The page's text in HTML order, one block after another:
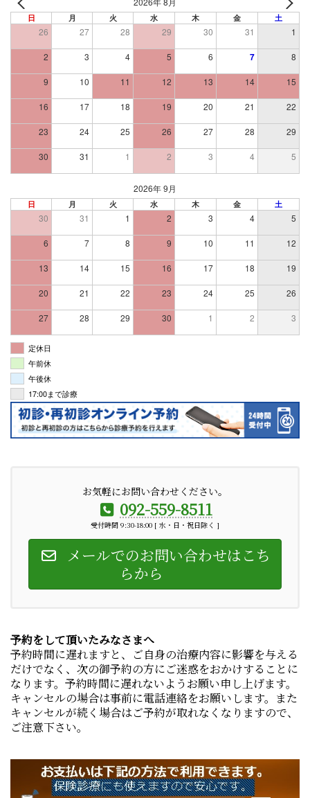
日 月 火 水 木 金 土
26 27 28 29 30 31 1
2 3 4 5 6 7 8
9 10 11 12 13 14 15
16 17 18 19 20 21 22
23 24 25 26 27 28 29
30 31 1 2 3 4 5
2026年 9月
日 月 火 水 木 金 土
30 31 1 2 3 4 5
6 7 8 9 10 11 12
13 14 15 16 17 18 19
20 21 22 23 24 25 26
27 28 29 30 1 2 3
定休日
午前休
午後休
17:00まで診療
お気軽にお問い合わせください。
092-559-8511
受付時間 9:30-18:00 [ 水・日・祝日除く ]
メールでのお問い合わせはこち
らから
予約をして頂いたみなさまへ
予約時間に遅れますと、ご自身の治療内容に影響を与える
だけでなく、次の御予約の方にご迷惑をおかけすることに
なります。予約時間に遅れないようお願い申し上げます。
キャンセルの場合は事前に電話連絡をお願いします。また
キャンセルが続く場合はご予約が取れなくなりますので、
ご注意下さい。